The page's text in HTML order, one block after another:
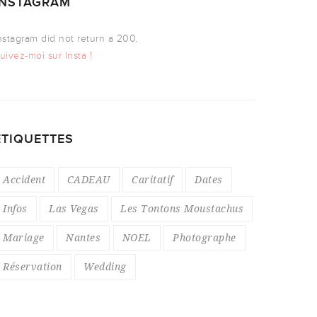
did not return a 200.
moi sur Insta !
Accident CADEAU Caritatif Dates
Infos Las Vegas Les Tontons Moustachus
Mariage Nantes NOEL Photographe
Réservation Wedding